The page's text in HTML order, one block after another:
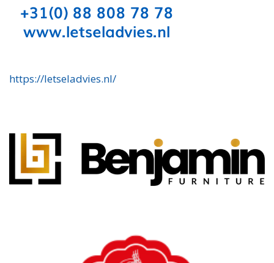
https://letseladvies.nl/